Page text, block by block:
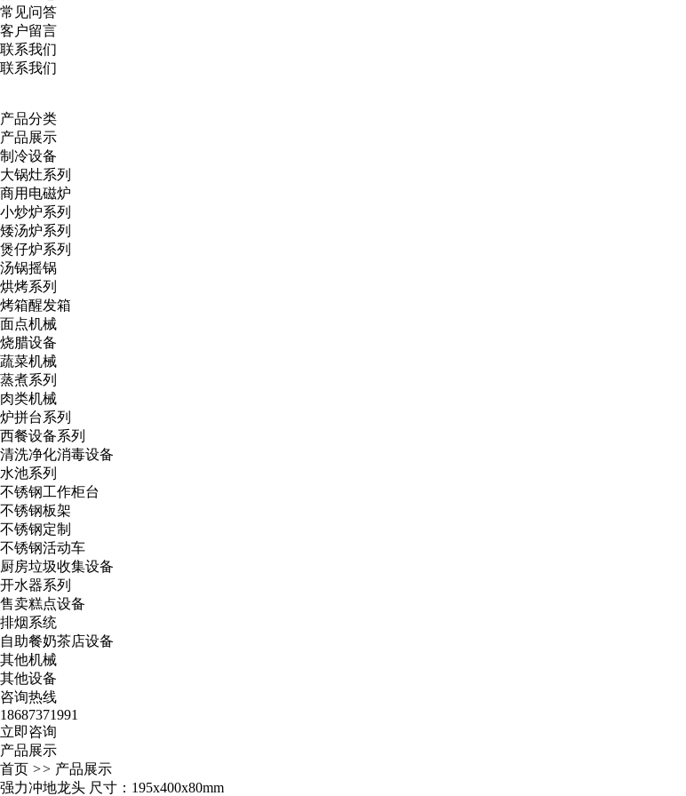
常见问答
客户留言
联系我们
联系我们
产品分类
产品展示
制冷设备
大锅灶系列
商用电磁炉
小炒炉系列
矮汤炉系列
煲仔炉系列
汤锅摇锅
烘烤系列
烤箱醒发箱
面点机械
烧腊设备
蔬菜机械
蒸煮系列
肉类机械
炉拼台系列
西餐设备系列
清洗净化消毒设备
水池系列
不锈钢工作柜台
不锈钢板架
不锈钢定制
不锈钢活动车
厨房垃圾收集设备
开水器系列
售卖糕点设备
排烟系统
自助餐奶茶店设备
其他机械
其他设备
咨询热线
18687371991
立即咨询
产品展示
首页 >> 产品展示
强力冲地龙头 尺寸：195x400x80mm